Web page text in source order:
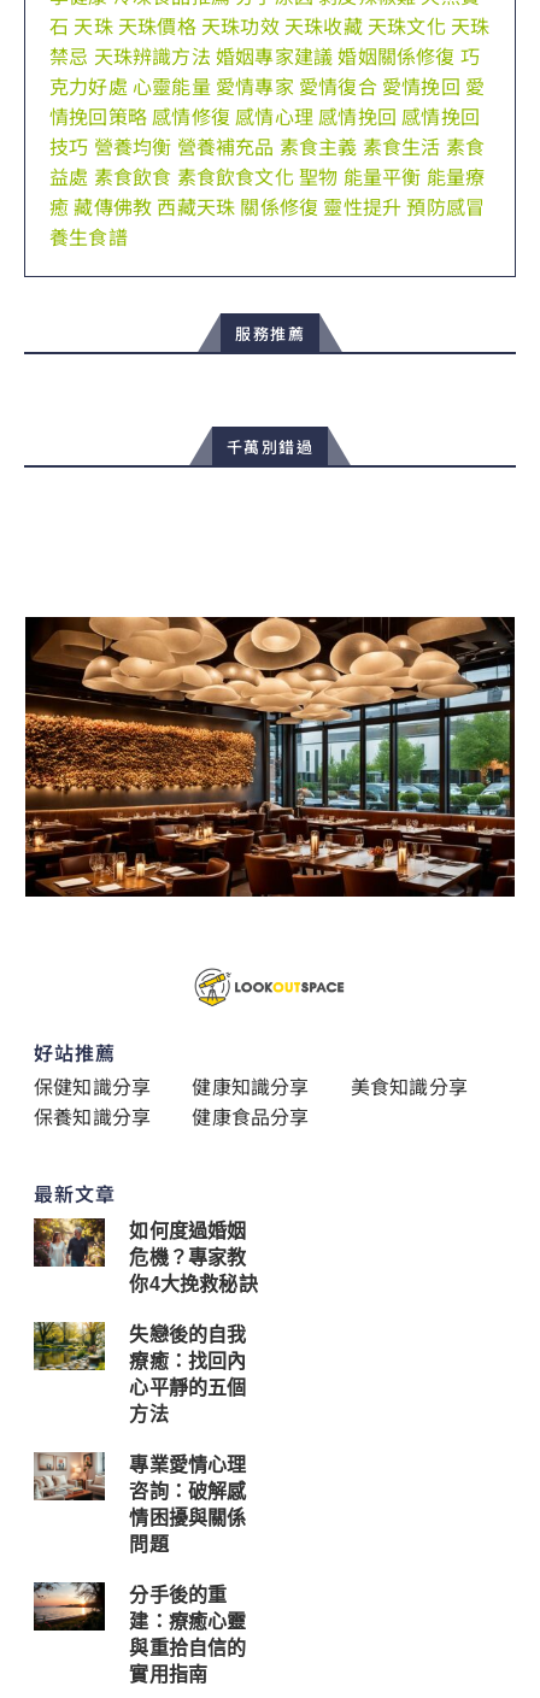
石 天珠 天珠價格 天珠功效 天珠收藏 天珠文化 天珠
禁忌 天珠辨識方法 婚姻專家建議婚姻關係修復 巧
克力好處 心靈能量 愛情專家 愛情復合 愛情挽回 愛
情挽回策略 感情修復 感情心理 感情挽回 感情挽回
技巧 營養均衡 營養補充品 素食主義 素食生活 素食
益處 素食飲食 素食飲食文化聖物 能量平衡 能量療
癒藏傳佛教 西藏天珠 關係修復 靈性提升預防感冒
養生食譜
服務推薦
千萬別錯過
好站推薦
保健知識分享
健康知識分享
美食知識分享
保養知識分享
健康食品分享
最新文章
如何度過婚姻
危機？專家教
你4大挽救秘訣
失戀後的自我
療癒：找回內
心平靜的五個
方法
專業愛情心理
咨詢：破解感
情困擾與關係
問題
分手後的重
建：療癒心靈
與重拾自信的
實用指南